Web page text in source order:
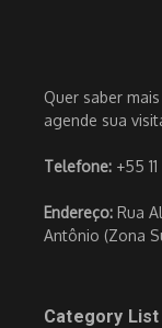
Quer saber
agende sua
Telefone: +55
Endereço: Rua
Antônio (Zona
Category List